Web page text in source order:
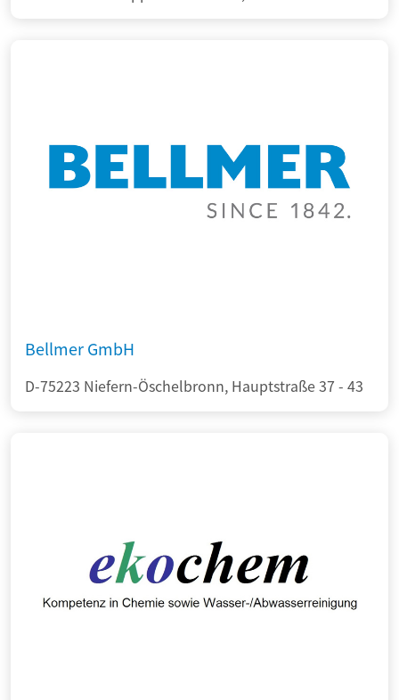
Bellmer GmbH
D-75223 Niefern-Öschelbronn, Hauptstraße 37 - 43